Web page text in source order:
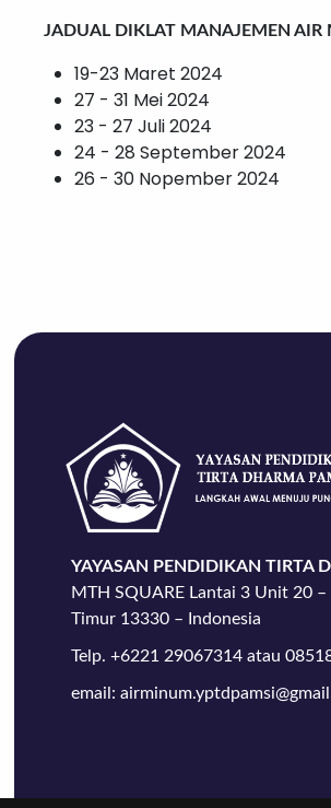
JADUAL DIKLAT MANAJEMEN
19-23 Maret 2024
27 - 31 Mei 2024
23 - 27 Juli 2024
24 - 28 September 2024
26 - 30 Nopember 2024
YAYASAN PENDIDIKAN TIRTA
MTH SQUARE Lantai 3 Unit 20
Timur 13330 – Indonesia
Telp. +6221 29067314 atau
email: